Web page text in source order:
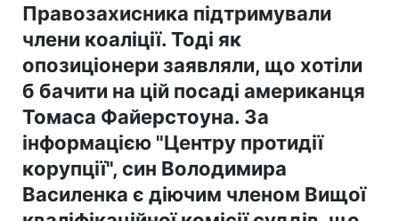
Правозахисника підтримували
члени коаліції. Тоді як
опозиціонери заявляли, що хотіли
б бачити на цій посаді американця
Томаса Файерстоуна. За
інформацією "Центру протидії
корупції", син Володимира
Василенка є діючим членом Вищої